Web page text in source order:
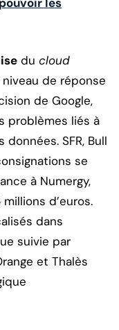
du cloud
de réponse
de Google,
problèmes liés à
SFR, Bull
se
à Numergy,
d’euros.
dans
suivie par
et Thalès